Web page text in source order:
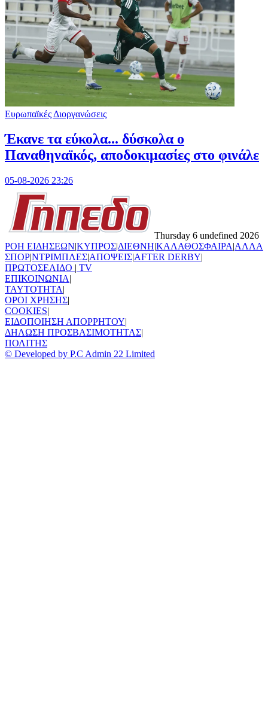
Ευρωπαϊκές Διοργανώσεις
Έκανε τα εύκολα... δύσκολα ο
Παναθηναϊκός, αποδοκιμασίες στο φινάλε
05-08-2026 23:26
Thursday 6 undefined 2026
ΡΟΗ ΕΙΔΗΣΕΩΝ|ΚΥΠΡΟΣ|ΔΙΕΘΝΗ|ΚΑΛΑΘΟΣΦΑΙΡΑ|ΑΛΛΑ
ΣΠΟΡ|ΝΤΡΙΜΠΛΕΣ|ΑΠΟΨΕΙΣ|AFTER DERBY|
ΠΡΩΤΟΣΕΛΙΔΟ | TV
ΕΠΙΚΟΙΝΩΝΙΑ|
TAYTOTHTA|
ΟΡΟΙ ΧΡΗΣΗΣ|
COOKIES|
ΕΙΔΟΠΟΙΗΣΗ ΑΠΟΡΡΗΤΟΥ|
ΔΗΛΩΣΗ ΠΡΟΣΒΑΣΙΜΟΤΗΤΑΣ|
ΠΟΛΙΤΗΣ
© Developed by P.C Admin 22 Limited